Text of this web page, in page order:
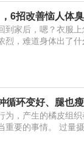
6招改善恼人体臭
家后，嗯？衣服
循环变好、腿也
，产生的橘皮组
上的橘皮组织，究竟是